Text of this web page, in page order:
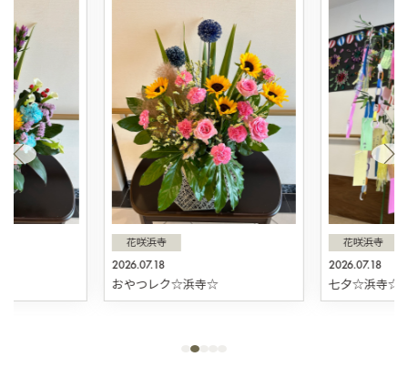
2026.07.18
花咲浜寺
おやつレク☆浜寺☆
2026.07.18
花咲浜寺
七夕☆浜寺☆